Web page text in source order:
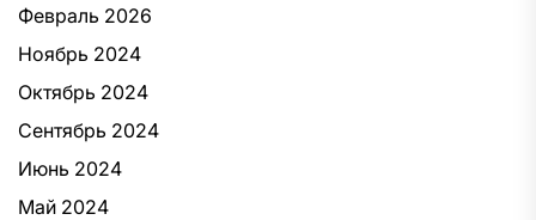
Февраль 2026
Ноябрь 2024
Октябрь 2024
Сентябрь 2024
Июнь 2024
Май 2024